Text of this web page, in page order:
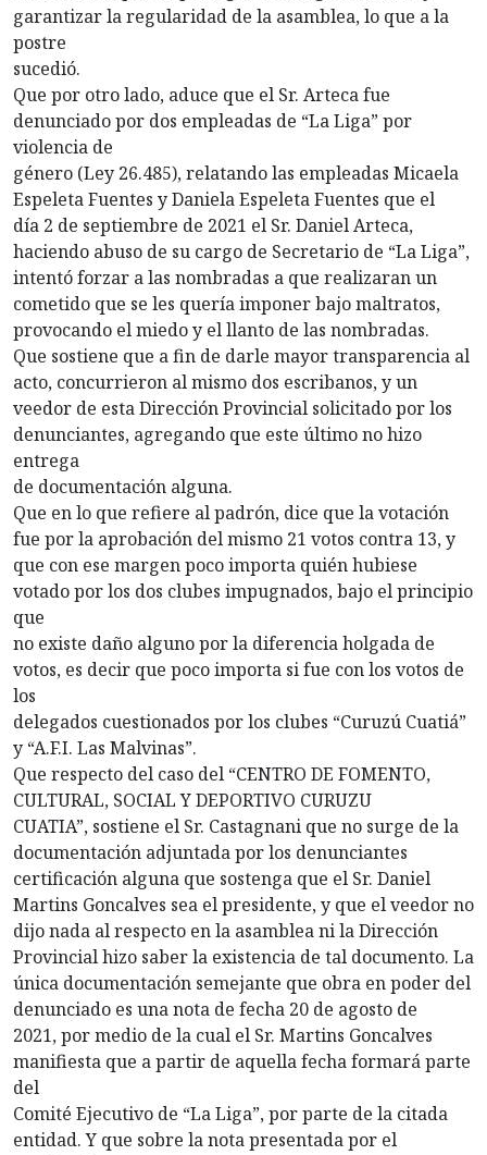
garantizar la regularidad de la asamblea, lo que a la
postre
sucedió.
Que por otro lado, aduce que el Sr. Arteca fue
denunciado por dos empleadas de “La Liga” por
violencia de
género (Ley 26.485), relatando las empleadas Micaela
Espeleta Fuentes y Daniela Espeleta Fuentes que el
día 2 de septiembre de 2021 el Sr. Daniel Arteca,
haciendo abuso de su cargo de Secretario de “La Liga”,
intentó forzar a las nombradas a que realizaran un
cometido que se les quería imponer bajo maltratos,
provocando el miedo y el llanto de las nombradas.
Que sostiene que a fin de darle mayor transparencia al
acto, concurrieron al mismo dos escribanos, y un
veedor de esta Dirección Provincial solicitado por los
denunciantes, agregando que este último no hizo
entrega
de documentación alguna.
Que en lo que refiere al padrón, dice que la votación
fue por la aprobación del mismo 21 votos contra 13, y
que con ese margen poco importa quién hubiese
votado por los dos clubes impugnados, bajo el principio
que
no existe daño alguno por la diferencia holgada de
votos, es decir que poco importa si fue con los votos de
los
delegados cuestionados por los clubes “Curuzú Cuatiá”
y “A.F.I. Las Malvinas”.
Que respecto del caso del “CENTRO DE FOMENTO,
CULTURAL, SOCIAL Y DEPORTIVO CURUZU
CUATIA”, sostiene el Sr. Castagnani que no surge de la
documentación adjuntada por los denunciantes
certificación alguna que sostenga que el Sr. Daniel
Martins Goncalves sea el presidente, y que el veedor no
dijo nada al respecto en la asamblea ni la Dirección
Provincial hizo saber la existencia de tal documento. La
única documentación semejante que obra en poder del
denunciado es una nota de fecha 20 de agosto de
2021, por medio de la cual el Sr. Martins Goncalves
manifiesta que a partir de aquella fecha formará parte
del
Comité Ejecutivo de “La Liga”, por parte de la citada
entidad. Y que sobre la nota presentada por el